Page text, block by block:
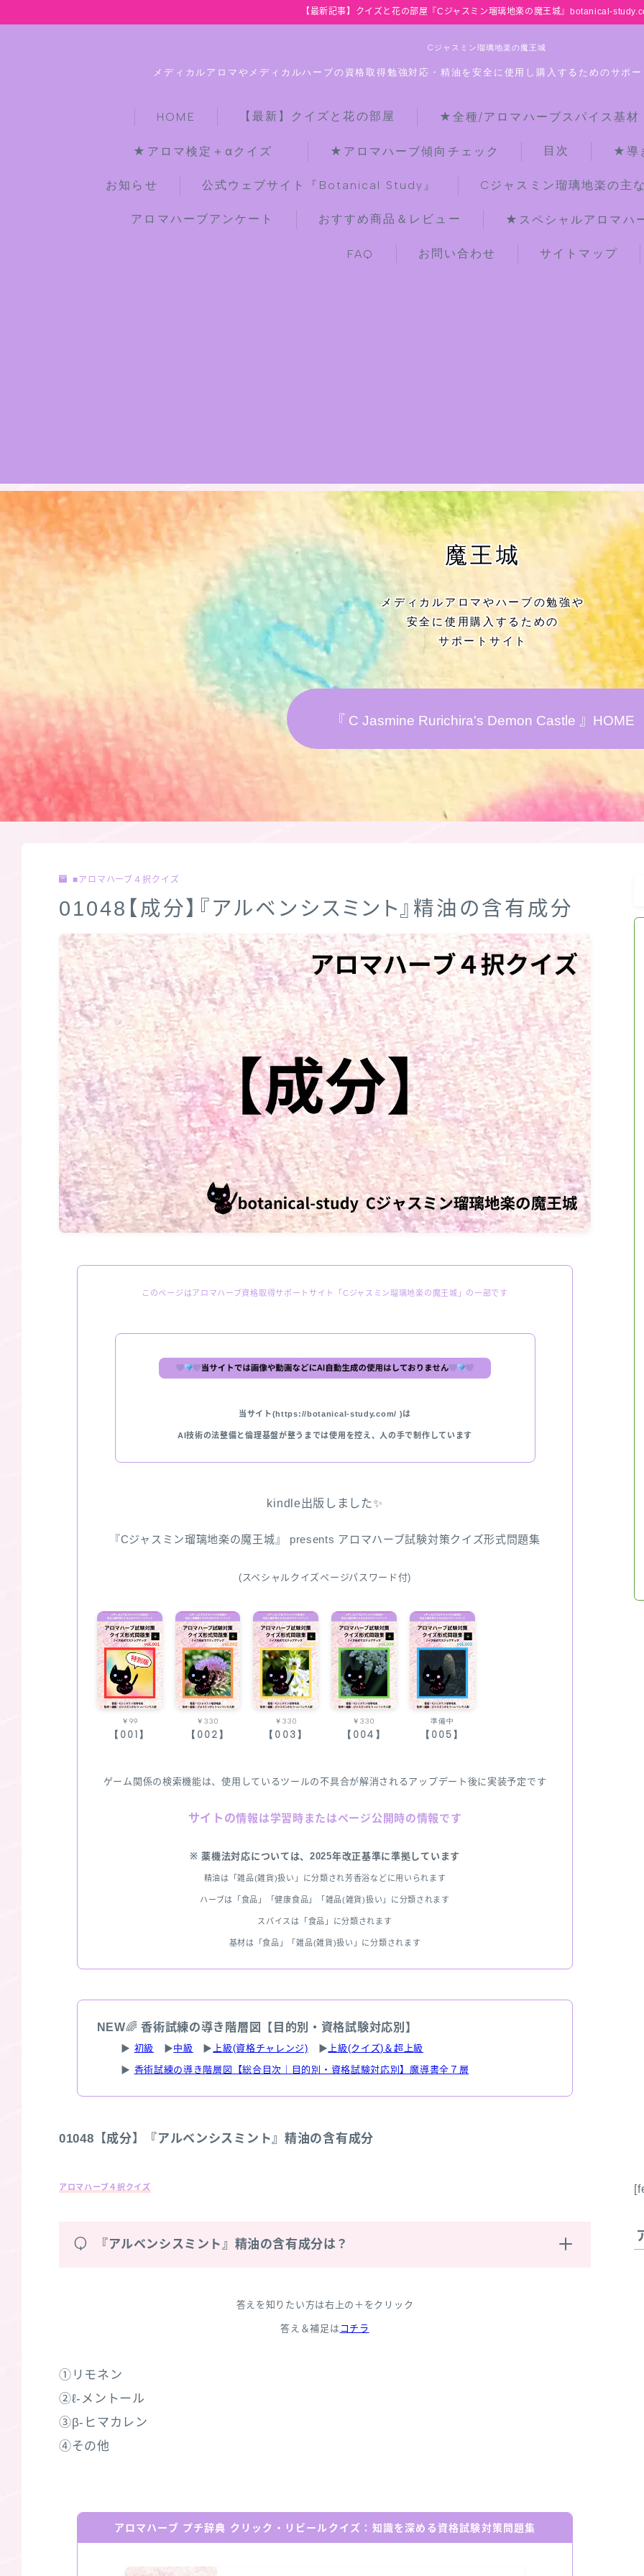
【最新記事】クイズと花の部屋『Cジャスミン瑠璃地楽の魔王城』botanical-
Cジャスミン瑠璃地楽の魔王城
メディカルアロマやメディカルハーブの資格取得勉強対応・精油を安全に使用し購入するためのサポ
HOME 【最新】クイズと花の部屋 ★全種/アロマハーブスパイス基
★アロマ検定＋αクイズ ★アロマハーブ傾向チェック 目次 ★導
お知らせ 公式ウェブサイト『Botanical Study』 Cジャスミン瑠璃地楽の主
アロマハーブアンケート おすすめ商品＆レビュー ★スペシャルアロマハ
FAQ お問い合わせ サイトマップ
【最新】クイズと花の部屋
★全種/アロマハーブスパイス基材 プ
お知らせ
公式ウェブサイト『Botanical Study』
Cジャスミン瑠璃地楽の主な活動先リン
ク集
プロフィール
アロマハーブアンケート
おすすめ商品＆レビュー
★スペシャルアロマハーブ４択クイズ
FAQ
サイトマップ
魔王城
メディカルアロマやハーブの勉強や
安全に使用購入するための
サポートサイト
『 C Jasmine Rurichira's Demon Castle 』HOME
■アロマハーブ４択クイズ
01048【成分】『アルベンシスミント』精油の含有成分
このページはアロマハーブ資格取得サポートサイト「Cジャスミン瑠璃地楽の魔王城」の一部です
当サイト(https://botanical-study.com/ )は
AI技術の法整備と倫理基盤が整うまでは使用を控え、人の手で制作しています
kindle出版しました✨
『Cジャスミン瑠璃地楽の魔王城』 presents アロマハーブ試験対策クイズ形式問題集
(スペシャルクイズページパスワード付)
￥99
【001】
￥330
【002】
￥330
【003】
￥330
【004】
準備中
【005】
ゲーム関係の検索機能は、使用しているツールの不具合が解消されるアップデート後に実装予定です
サイトの情報は学習時またはページ公開時の情報です
※ 薬機法対応については、2025年改正基準に準拠しています
精油は「雑品(雑貨)扱い」に分類され芳香浴などに用いられます
ハーブは「食品」「健康食品」「雑品(雑貨)扱い」に分類されます
スパイスは「食品」に分類されます
基材は「食品」「雑品(雑貨)扱い」に分類されます
NEW🌈香術試練の導き階層図【目的別・資格試験対応別】
▶ 初級 ▶中級 ▶ 上級(資格チャレンジ) ▶ 上級(クイズ)＆超上級
▶ 香術試練の導き階層図【総合目次｜目的別・資格試験対応別】魔導書全７層
01048【成分】『アルベンシスミント』精油の含有成分
アロマハーブ４択クイズ
Q 『アルベンシスミント』精油の含有成分は？
答えを知りたい方は右上の＋をクリック
答え＆補足は コチラ
①リモネン
②ℓ‐メントール
③β‐ヒマカレン
④その他
アロマハーブ プチ辞典 クリック・リビールクイズ：知識を深める資格試験対策問題集